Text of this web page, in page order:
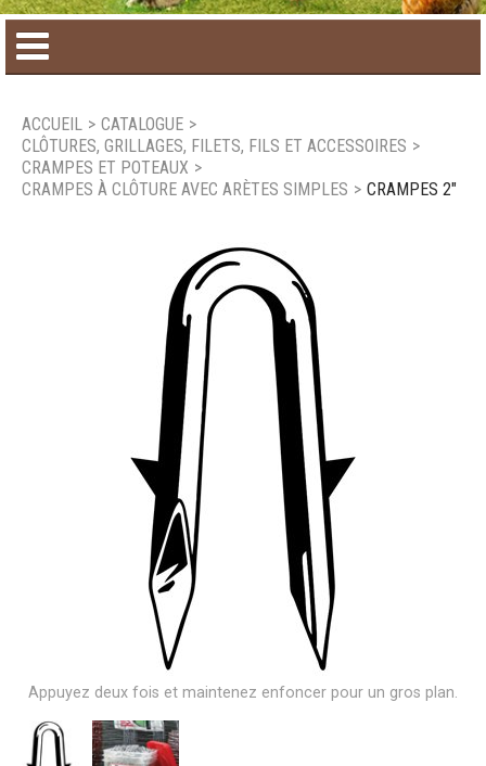
Catalogue de produit
Nouveaux produits
Nous joindre
ACCUEIL > CATALOGUE >
CLÔTURES, GRILLAGES, FILETS, FILS ET ACCESSOIRES >
CRAMPES ET POTEAUX >
CRAMPES À CLÔTURE AVEC ARÈTES SIMPLES > CRAMPES 2"
Appuyez deux fois et maintenez enfoncer pour un gros plan.